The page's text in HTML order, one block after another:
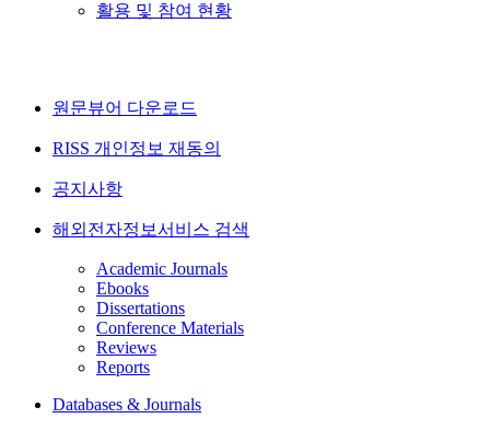
활용 및 참여 현황
원문뷰어 다운로드
RISS 개인정보 재동의
공지사항
해외전자정보서비스 검색
Academic Journals
Ebooks
Dissertations
Conference Materials
Reviews
Reports
Databases & Journals